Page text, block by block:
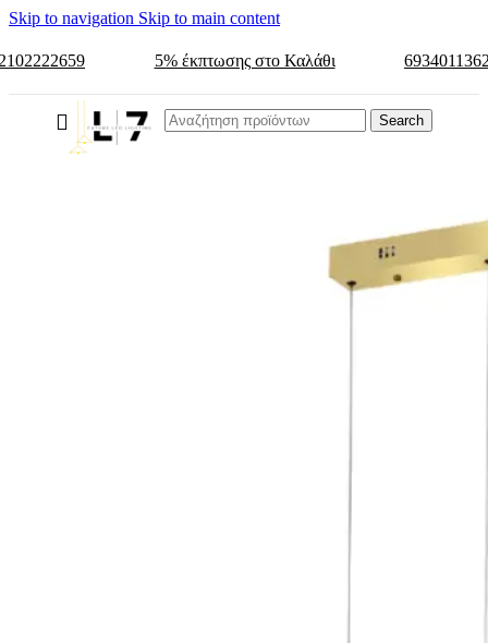
Skip to navigation Skip to main content
5% έκπτωσης στο Καλάθι
Search